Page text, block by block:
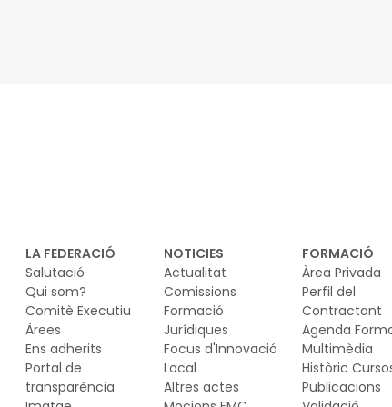
LA FEDERACIÓ
Salutació
Qui som?
Comitè Executiu
Àrees
Ens adherits
Portal de
transparència
NOTICIES
Actualitat
Comissions
Formació
Jurídiques
Focus d'Innovació
Local
Altres actes
FORMACIÓ
Àrea Privada
Perfil del
Contractant
Agenda
Multimèdia
Històric
Publicacions